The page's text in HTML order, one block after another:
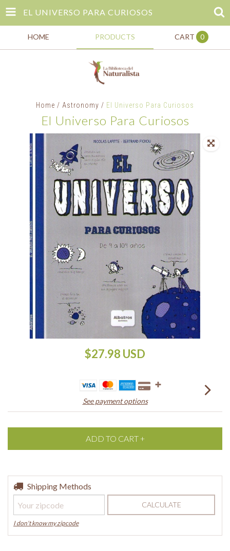
EL UNIVERSO PARA CURIOSOS
HOME PRODUCTS CART 0
Home / Astronomy / El Universo Para Curiosos
El Universo Para Curiosos
$27.98 USD
See payment options
Shipping for zipcode:
Shipping Methods
CALCULATE
I don't know my zipcode